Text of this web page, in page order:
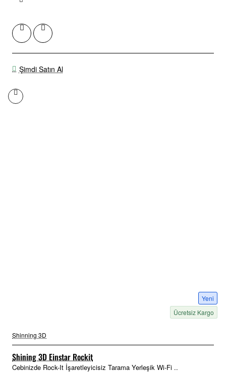
Şimdi Satın Al
Yeni
Ücretsiz Kargo
Shinning 3D
Shining 3D Einstar Rockit
Cebinizde Rock-It İşaretleyicisiz Tarama Yerleşik Wi-Fi ..